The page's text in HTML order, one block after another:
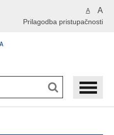
A A
Prilagodba pristupačnosti